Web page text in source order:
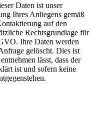
Daten ist unser
Ihres Anliegens gemäß
auf den
Rechtsgrundlage für
Ihre Daten werden
gelöscht. Dies ist
lässt, dass der
ist und sofern keine